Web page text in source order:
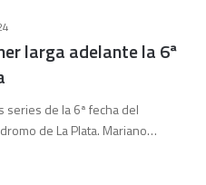
larga adelante la 6ª
series de la 6ª fecha del
de La Plata. Mariano…